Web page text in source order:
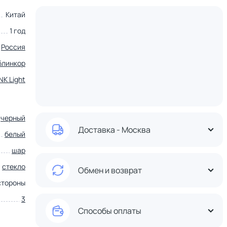
Китай
1 год
Россия
Light
черный
белый
шар
стекло
3
Доставка - Москва
Обмен и возврат
Способы оплаты